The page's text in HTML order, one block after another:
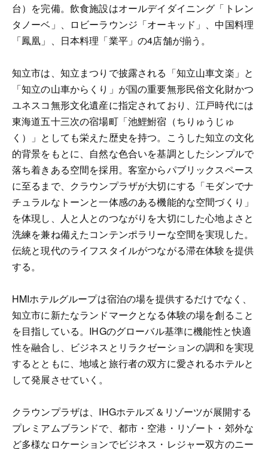
台）を完備。飲食施設はオールデイダイニング「トレン
タノーベ」、ロビーラウンジ「オーキッド」、中国料理
「鳳凰」、日本料理「業平」の4店舗が揃う。
知立市は、知立まつりで披露される「知立山車文楽」と
「知立の山車からくり」が国の重要無形民俗文化財かつ
ユネスコ無形文化遺産に指定されており、江戸時代には
東海道五十三次の宿場町「池鯉鮒宿（ちりゅうじゅ
く）」としても栄えた歴史を持つ。こうした知立の文化
的背景をもとに、自然な色合いを基調としたシンプルで
落ち着きある空間を採用。客室からパブリックスペース
に至るまで、クラウンプラザが大切にする「モダンでナ
チュラルなトーンと一体感のある機能的な空間づくり」
を体現し、人と人とのつながりを大切にした心地よさと
洗練を兼ね備えたコンテンポラリーな空間を実現した。
伝統と現代のライフスタイルがつながる滞在体験を提供
する。
HMIホテルグループは宿泊の場を提供するだけでなく、
知立市に新たなランドマークとなる体験の場を創ること
を目指している。IHGのグローバル基準に機能性と快適
性を融合し、ビジネスとリラクゼーションの調和を実現
するとともに、地域と旅行者の双方に愛されるホテルと
して発展させていく。
クラウンプラザは、IHGホテルズ＆リゾーツが展開する
プレミアムブランドで、都市・空港・リゾート・郊外な
ど多様なロケーションでビジネス・レジャー双方のニー